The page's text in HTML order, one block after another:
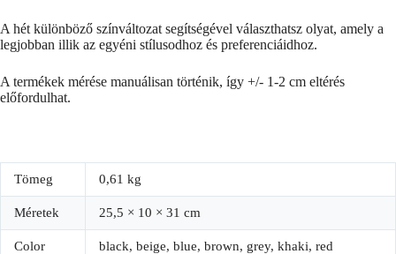
A hét különböző színváltozat segítségével választhatsz olyat, amely a
legjobban illik az egyéni stílusodhoz és preferenciáidhoz.
A termékek mérése manuálisan történik, így +/- 1-2 cm eltérés
előfordulhat.
Tömeg 0,61 kg
Méretek 25,5 × 10 × 31 cm
Color black, beige, blue, brown, grey, khaki, red